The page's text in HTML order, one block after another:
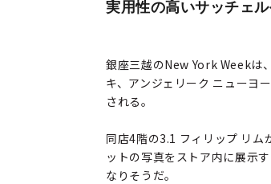
実用性の高いサッチェ
銀座三越のNew York Weekは
キ、アンジェリーク ニューヨ
される。
同店4階の3.1 フィリップ リ
ットの写真をストア内に展示
なりそうだ。